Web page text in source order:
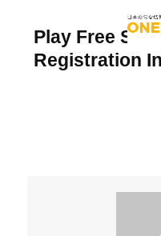
Play Free
Registration